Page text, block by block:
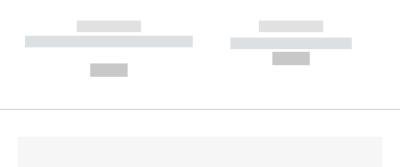
------------
----------- ----------- --------
------------
----------- -----------